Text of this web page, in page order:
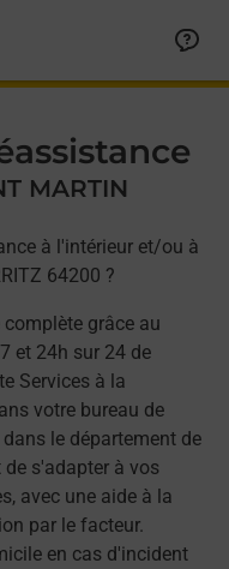
MARTIN
à l'intérieur et/ou à
64200 ?
grâce au
et 24h sur 24 de
Services à la
votre bureau de
le département de
de s'adapter à vos
avec une aide à la
par le facteur.
en cas d'incident